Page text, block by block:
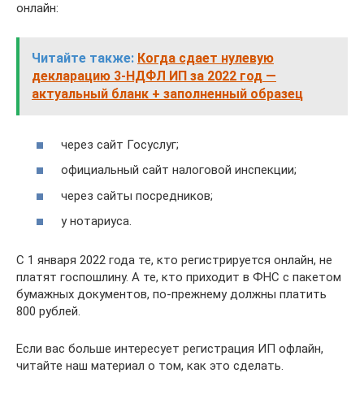
онлайн:
Читайте также: Когда сдает нулевую
декларацию 3-НДФЛ ИП за 2022 год —
актуальный бланк + заполненный образец
через сайт Госуслуг;
официальный сайт налоговой инспекции;
через сайты посредников;
у нотариуса.
С 1 января 2022 года те, кто регистрируется онлайн, не
платят госпошлину. А те, кто приходит в ФНС с пакетом
бумажных документов, по-прежнему должны платить
800 рублей.
Если вас больше интересует регистрация ИП офлайн,
читайте наш материал о том, как это сделать.